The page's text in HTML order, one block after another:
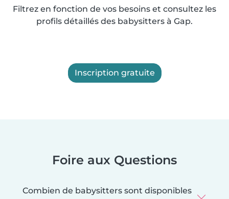
Filtrez en fonction de vos besoins et consultez les
profils détaillés des babysitters à Gap.
Inscription gratuite
Foire aux Questions
Combien de babysitters sont disponibles